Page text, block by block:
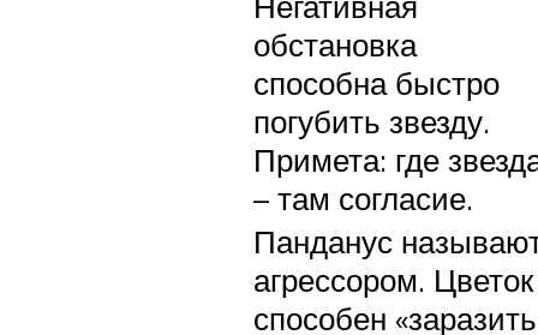
обстановка
способна быстро
погубить звезду.
Примета: где
– там согласие.
Панданус
агрессором. Цветок
способен